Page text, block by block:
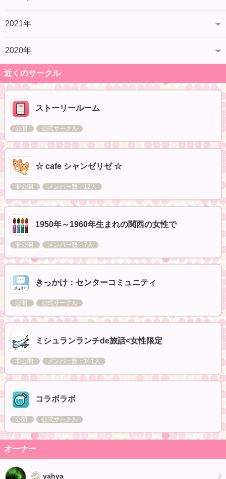
2021年
2020年
近くのサークル
ストーリールーム
公開 公式サークル
☆ cafe シャンゼリゼ ☆
非公開 メンバー数：12人
1950年～1960年生まれの関西の女性で
非公開 メンバー数：7人
きっかけ：センターコミュニティ
公開 公式サークル
ミシュランランチde旅話<女性限定
非公開 メンバー数：101人
コラボラボ
公開 公式サークル
オーナー
yahya